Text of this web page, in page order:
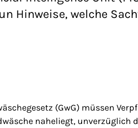
Hinweise, welche
(GwG) müssen
naheliegt, unverzüglich